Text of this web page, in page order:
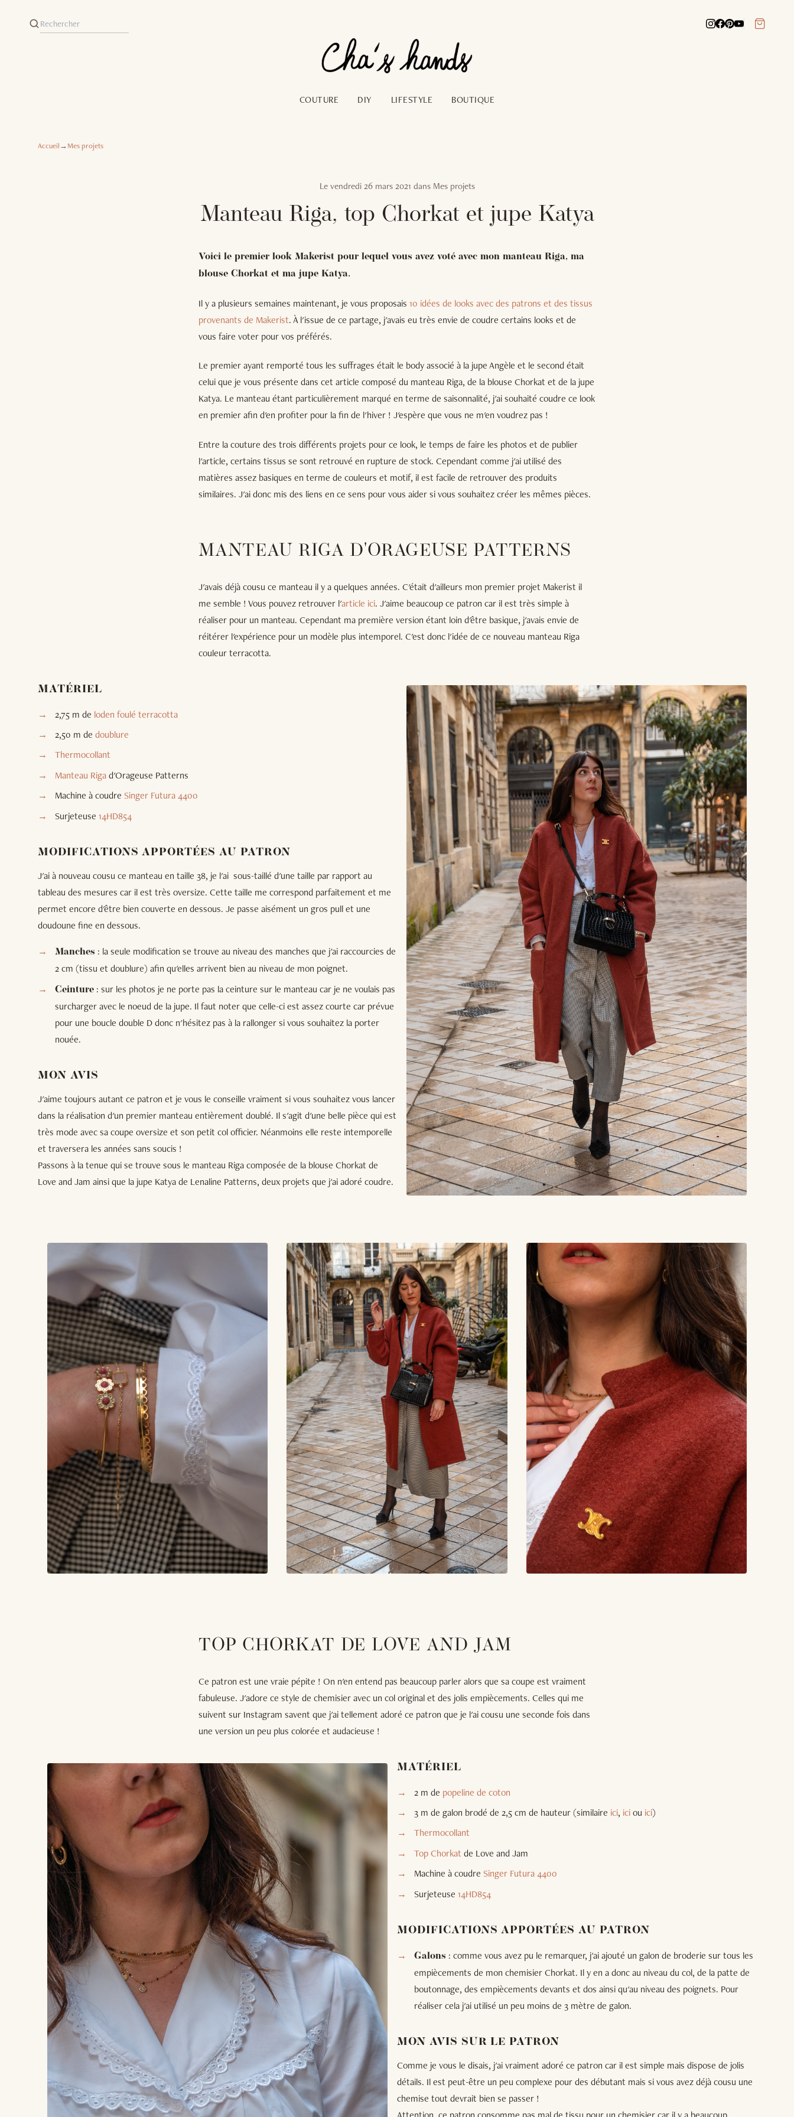
COUTURE DIY LIFESTYLE BOUTIQUE
Accueil→Mes projets
Le vendredi 26 mars 2021 dans Mes projets
Manteau Riga, top Chorkat et jupe Katya
Voici le premier look Makerist pour lequel vous avez voté avec mon manteau Riga, ma
blouse Chorkat et ma jupe Katya.
Il y a plusieurs semaines maintenant, je vous proposais 10 idées de looks avec des patrons et des tissus
provenants de Makerist. À l'issue de ce partage, j'avais eu très envie de coudre certains looks et de
vous faire voter pour vos préférés.
Le premier ayant remporté tous les suffrages était le body associé à la jupe Angèle et le second était
celui que je vous présente dans cet article composé du manteau Riga, de la blouse Chorkat et de la jupe
Katya. Le manteau étant particulièrement marqué en terme de saisonnalité, j'ai souhaité coudre ce look
en premier afin d'en profiter pour la fin de l'hiver ! J'espère que vous ne m'en voudrez pas !
Entre la couture des trois différents projets pour ce look, le temps de faire les photos et de publier
l'article, certains tissus se sont retrouvé en rupture de stock. Cependant comme j'ai utilisé des
matières assez basiques en terme de couleurs et motif, il est facile de retrouver des produits
similaires. J'ai donc mis des liens en ce sens pour vous aider si vous souhaitez créer les mêmes pièces.
MANTEAU RIGA D'ORAGEUSE PATTERNS
J'avais déjà cousu ce manteau il y a quelques années. C'était d'ailleurs mon premier projet Makerist il
me semble ! Vous pouvez retrouver l'article ici. J'aime beaucoup ce patron car il est très simple à
réaliser pour un manteau. Cependant ma première version étant loin d'être basique, j'avais envie de
réitérer l'expérience pour un modèle plus intemporel. C'est donc l'idée de ce nouveau manteau Riga
couleur terracotta.
MATÉRIEL
2,75 m de loden foulé terracotta
2,50 m de doublure
Thermocollant
Manteau Rigad'Orageuse Patterns
Machine à coudre Singer Futura 4400
Surjeteuse 14HD854
MODIFICATIONS APPORTÉES AU PATRON
J'ai à nouveau cousu ce manteau en taille 38, je l'ai sous-taillé d'une taille par rapport au
tableau des mesures car il est très oversize. Cette taille me correspond parfaitement et me
permet encore d'être bien couverte en dessous. Je passe aisément un gros pull et une
doudoune fine en dessous.
Manches : la seule modification se trouve au niveau des manches que j'ai raccourcies de
2 cm (tissu et doublure) afin qu'elles arrivent bien au niveau de mon poignet.
Ceinture: sur les photos je ne porte pas la ceinture sur le manteau car je ne voulais pas
surcharger avec le noeud de la jupe. Il faut noter que celle-ci est assez courte car prévue
pour une boucle double D donc n'hésitez pas à la rallonger si vous souhaitez la porter
nouée.
MON AVIS
J'aime toujours autant ce patron et je vous le conseille vraiment si vous souhaitez vous lancer
dans la réalisation d'un premier manteau entièrement doublé. Il s'agit d'une belle pièce qui est
très mode avec sa coupe oversize et son petit col officier. Néanmoins elle reste intemporelle
et traversera les années sans soucis !
Passons à la tenue qui se trouve sous le manteau Riga composée de la blouse Chorkat de
Love and Jam ainsi que la jupe Katya de Lenaline Patterns, deux projets que j'ai adoré coudre.
TOP CHORKAT DE LOVE AND JAM
Ce patron est une vraie pépite ! On n'en entend pas beaucoup parler alors que sa coupe est vraiment
fabuleuse. J'adore ce style de chemisier avec un col original et des jolis empiècements. Celles qui me
suivent sur Instagram savent que j'ai tellement adoré ce patron que je l'ai cousu une seconde fois dans
une version un peu plus colorée et audacieuse !
MATÉRIEL
2 m de popeline de coton
3 m de galon brodé de 2,5 cm de hauteur (similaire ici, iciou ici)
Thermocollant
Top Chorkat de Love and Jam
Machine à coudre Singer Futura 4400
Surjeteuse 14HD854
MODIFICATIONS APPORTÉES AU PATRON
Galons : comme vous avez pu le remarquer, j'ai ajouté un galon de broderie sur tous les
empiècements de mon chemisier Chorkat. Il y en a donc au niveau du col, de la patte de
boutonnage, des empiècements devants et dos ainsi qu'au niveau des poignets. Pour
réaliser cela j'ai utilisé un peu moins de 3 mètre de galon.
MON AVIS SUR LE PATRON
Comme je vous le disais, j'ai vraiment adoré ce patron car il est simple mais dispose de jolis
détails. Il est peut-être un peu complexe pour des débutant mais si vous avez déjà cousu une
chemise tout devrait bien se passer !